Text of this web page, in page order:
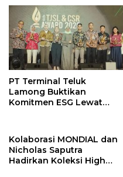
PT Terminal Teluk
Lamong Buktikan
Komitmen ESG Lewat
Kolaborasi MONDIAL dan
Nicholas Saputra
Hadirkan Koleksi High